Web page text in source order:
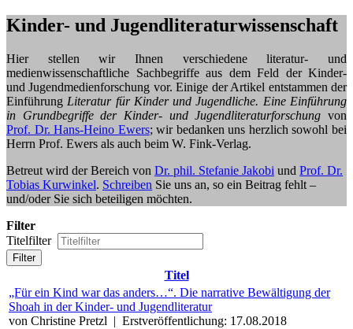
Kinder- und Jugendliteraturwissenschaft
Hier stellen wir Ihnen verschiedene literatur- und
medienwissenschaftliche Sachbegriffe aus dem Feld der Kinder-
und Jugendmedienforschung vor. Einige der Artikel entstammen der
Einführung Literatur für Kinder und Jugendliche. Eine Einführung
in Grundbegriffe der Kinder- und Jugendliteraturforschung von
Prof. Dr. Hans-Heino Ewers; wir bedanken uns herzlich sowohl bei
Herrn Prof. Ewers als auch beim W. Fink-Verlag.
Betreut wird der Bereich von Dr. phil. Stefanie Jakobi und Prof. Dr.
Tobias Kurwinkel. Schreiben Sie uns an, so ein Beitrag fehlt –
und/oder Sie sich beteiligen möchten.
Filter
Titelfilter
Filter
Titel
„Für ein Kind war das anders…“. Die narrative Bewältigung der
Shoah in der Kinder- und Jugendliteratur
von Christine Pretzl | Erstveröffentlichung: 17.08.2018